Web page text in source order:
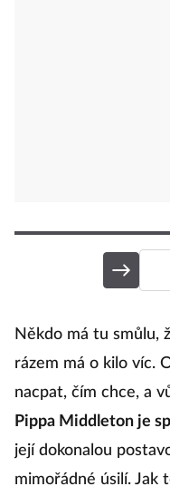
Někdo má tu smůlu,
rázem má o kilo víc.
nacpat, čím chce, a
Pippa Middleton je
její dokonalou
mimořádné úsilí. Jak